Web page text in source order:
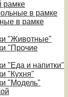
рамке
в рамке
в рамке
"Животные"
"Прочие
"Еда и напитки"
"Кухня"
"Модель"